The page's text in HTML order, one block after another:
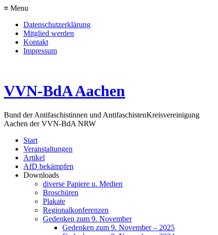
≡ Menu
Datenschutzerklärung
Mitglied werden
Kontakt
Impressum
VVN-BdA Aachen
Bund der Antifaschistinnen und AntifaschistenKreisvereinigung
Aachen der VVN-BdA NRW
Start
Veranstaltungen
Artikel
AfD bekämpfen
Downloads
diverse Papiere u. Medien
Broschüren
Plakate
Regionalkonferenzen
Gedenken zum 9. November
Gedenken zum 9. November – 2025